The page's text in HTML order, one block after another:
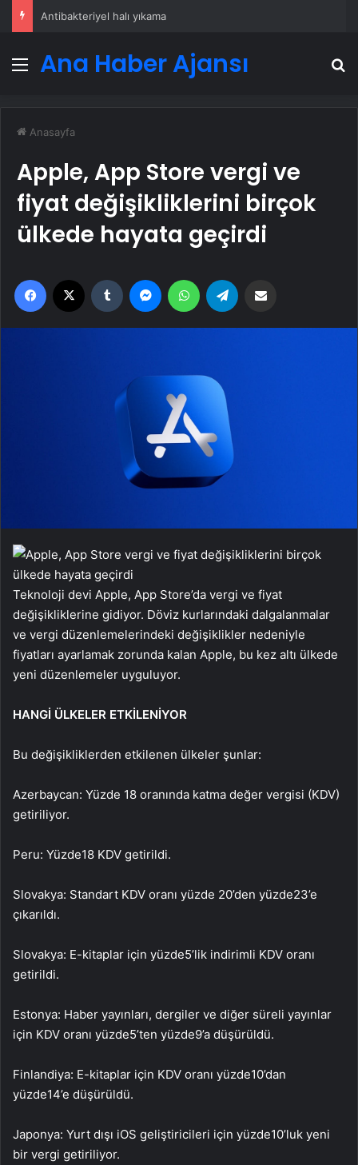
Antibakteriyel halı yıkama
Menü
Ana Haber Ajansı
Anasayfa
Apple, App Store vergi ve
fiyat değişikliklerini birçok
ülkede hayata geçirdi
Facebook Tumblr MessengerWhatsApp
Teknoloji devi Apple, App Store’da vergi ve fiyat
değişikliklerine gidiyor. Döviz kurlarındaki dalgalanmalar
ve vergi düzenlemelerindeki değişiklikler nedeniyle
fiyatları ayarlamak zorunda kalan Apple, bu kez altı ülkede
yeni düzenlemeler uyguluyor.
HANGİ ÜLKELER ETKİLENİYOR
Bu değişikliklerden etkilenen ülkeler şunlar:
Azerbaycan: Yüzde 18 oranında katma değer vergisi (KDV)
getiriliyor.
Peru: Yüzde18 KDV getirildi.
Slovakya: Standart KDV oranı yüzde 20’den yüzde23’e
çıkarıldı.
Slovakya: E-kitaplar için yüzde5’lik indirimli KDV oranı
getirildi.
Estonya: Haber yayınları, dergiler ve diğer süreli yayınlar
için KDV oranı yüzde5’ten yüzde9’a düşürüldü.
Finlandiya: E-kitaplar için KDV oranı yüzde10’dan
yüzde14’e düşürüldü.
Japonya: Yurt dışı iOS geliştiricileri için yüzde10’luk yeni
bir vergi getiriliyor.